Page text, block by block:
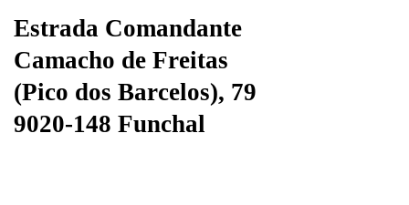
Estrada Comandante
Camacho de Freitas
(Pico dos Barcelos), 79
9020-148 Funchal